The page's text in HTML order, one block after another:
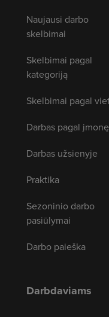
Naujausi darbo
skelbimai
Skelbimai pagal
kategoriją
Skelbimai pagal
Darbas pagal įmonę
Darbas užsienyje
Praktika
Sezoninio darbo
pasiūlymai
Darbo paieška
Darbdaviams